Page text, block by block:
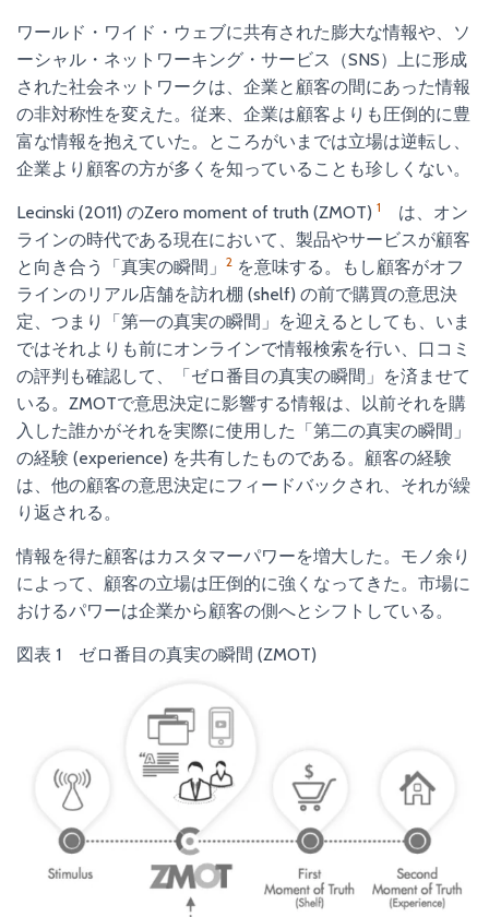
ワールド・ワイド・ウェブに共有された膨大な情報や、ソ
ーシャル・ネットワーキング・サービス（SNS）上に形成
された社会ネットワークは、企業と顧客の間にあった情報
の非対称性を変えた。従来、企業は顧客よりも圧倒的に豊
富な情報を抱えていた。ところがいまでは立場は逆転し、
企業より顧客の方が多くを知っていることも珍しくない。
Lecinski (2011) のZero moment of truth (ZMOT) 1
は、オン
ラインの時代である現在において、製品やサービスが顧客
と向き合う「真実の瞬間」 2 を意味する。もし顧客がオフ
ラインのリアル店舗を訪れ棚 (shelf) の前で購買の意思決
定、つまり「第一の真実の瞬間」を迎えるとしても、いま
ではそれよりも前にオンラインで情報検索を行い、口コミ
の評判も確認して、「ゼロ番目の真実の瞬間」を済ませて
いる。ZMOTで意思決定に影響する情報は、以前それを購
入した誰かがそれを実際に使用した「第二の真実の瞬間」
の経験 (experience) を共有したものである。顧客の経験
は、他の顧客の意思決定にフィードバックされ、それが繰
り返される。
情報を得た顧客はカスタマーパワーを増大した。モノ余り
によって、顧客の立場は圧倒的に強くなってきた。市場に
おけるパワーは企業から顧客の側へとシフトしている。
図表 1 ゼロ番目の真実の瞬間 (ZMOT)